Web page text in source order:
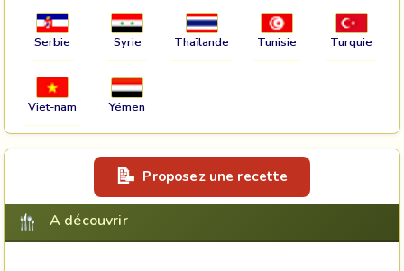
Serbie Syrie Thaïlande Tunisie Turquie
Viet-nam Yémen
Proposez une recette
A découvrir